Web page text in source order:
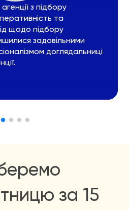
з підбору
та
щодо підбору
задовільними
доглядальниці
за 15